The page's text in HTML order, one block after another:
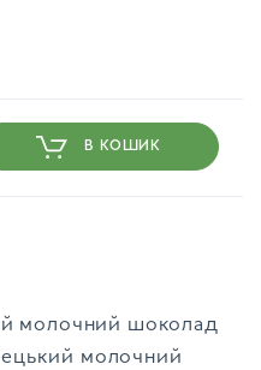
В КОШИК
молочний шоколад
молочний